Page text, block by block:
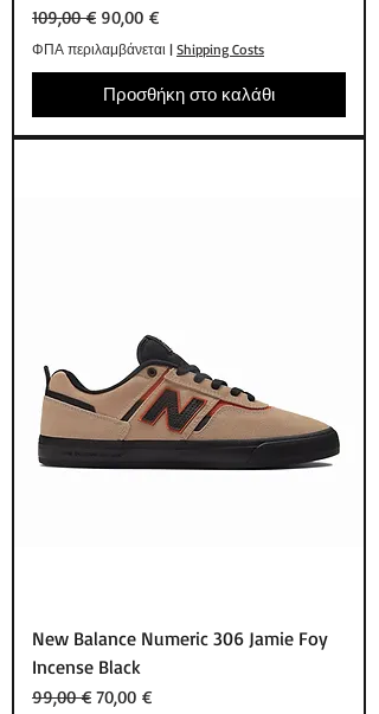
Κανονική τιμή
109,00 € Τιμή Έκπτωσης
90,00 €
ΦΠΑ περιλαμβάνεται | Shipping Costs
Προσθήκη στο καλάθι
New Balance Numeric 306 Jamie Foy
Incense Black
Κανονική τιμή
99,00 € Τιμή Έκπτωσης
70,00 €